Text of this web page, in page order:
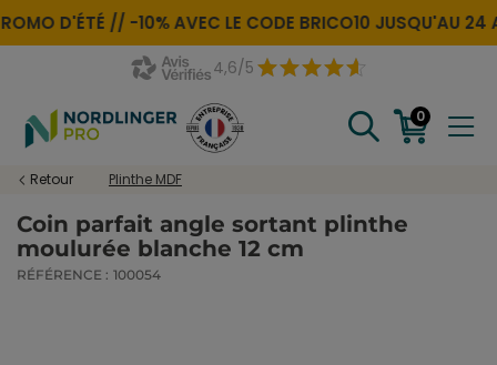
D'ÉTÉ //-10% AVEC LE CODEBRICO10JUSQU'AU 24
4,6/5
0
Retour Plinthe MDF
Coin parfait angle sortant plinthe
moulurée blanche 12 cm
RÉFÉRENCE : 100054